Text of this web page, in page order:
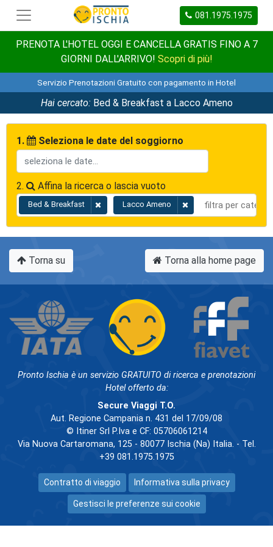
081.1975.1975
PRENOTA L'HOTEL OGGI E CANCELLA GRATIS FINO A 7
GIORNI DALL'ARRIVO! Scopri di più!
Servizio Prenotazioni Gratuito con pagamento in Hotel
Hai cercato:Bed & Breakfast a Lacco Ameno
1. Seleziona le date del soggiorno
2. Affina la ricerca o lascia vuoto
Bed & Breakfast Lacco Ameno
Torna su Torna alla home page
Pronto Ischia è un servizio GRATUITO di ricerca e prenotazioni
Hotel offerto da:
Secure Viaggi T.O.
Aut. Regione Campania n. 431 del 17/09/08
© Itiner Srl P.Iva e CF: 05706061214
Via Nuova Cartaromana, 125 - 80077 Ischia (Na) Italia. - Tel.
+39 081.1975.1975
Contratto di viaggio Informativa sulla privacy
Gestisci le preferenze sui cookie